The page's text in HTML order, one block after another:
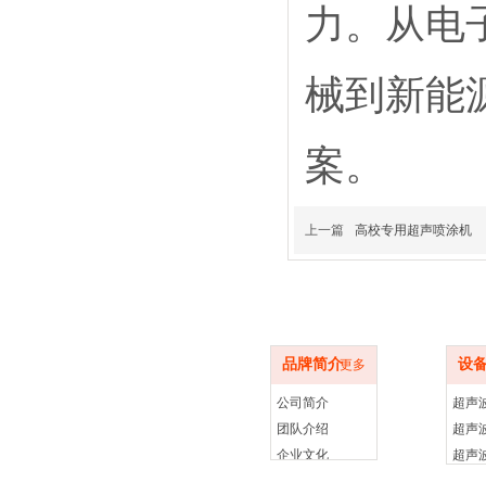
力。从电
械到新能
案。
上一篇 高校专用超声喷涂机
品牌简介更多
公司简介
团队介绍
企业文化
设